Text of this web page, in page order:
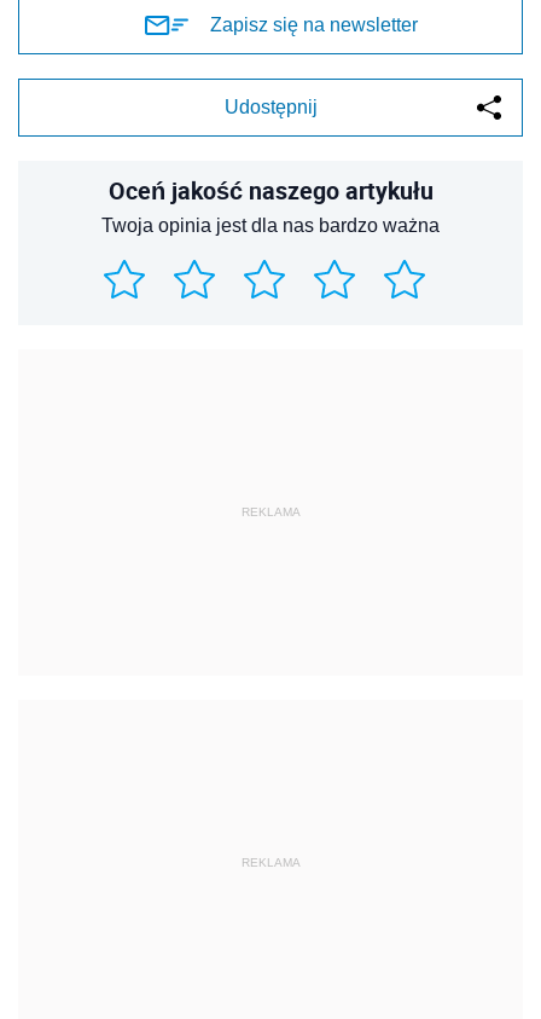
Zapisz się na newsletter
Udostępnij
Oceń jakość naszego artykułu
Twoja opinia jest dla nas bardzo ważna
REKLAMA
REKLAMA